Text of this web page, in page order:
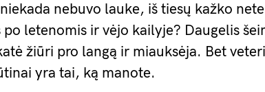
nebuvo lauke, iš tiesų kažko
po letenomis ir vėjo kailyje? Daugelis
žiūri pro langą ir miauksėja. Bet
yra tai, ką manote.